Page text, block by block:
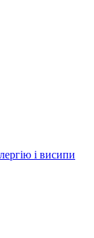
і висипи